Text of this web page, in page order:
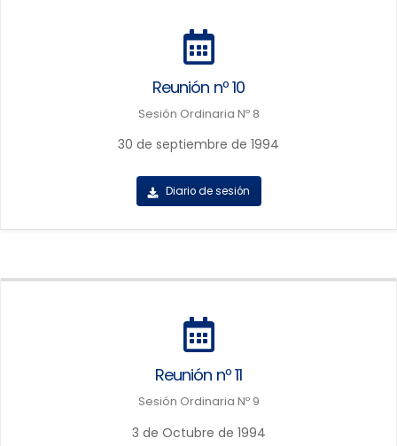
Reunión nº 10
Sesión Ordinaria Nº 8
30 de septiembre de 1994
Diario de sesión
Reunión nº 11
Sesión Ordinaria Nº 9
3 de Octubre de 1994